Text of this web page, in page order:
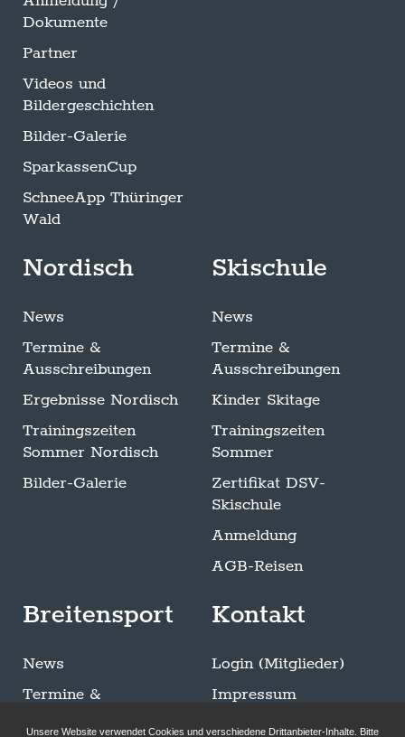
Dokumente
Partner
Videos und
Bildergeschichten
Bilder-Galerie
SparkassenCup
SchneeApp Thüringer
Wald
Nordisch
News
Termine &
Ausschreibungen
Ergebnisse Nordisch
Trainingszeiten
Sommer Nordisch
Bilder-Galerie
Skischule
News
Termine &
Ausschreibungen
Kinder Skitage
Trainingszeiten
Sommer
Zertifikat DSV-
Skischule
Anmeldung
AGB-Reisen
Breitensport
News
Termine &
Kontakt
Login (Mitglieder)
Impressum
Datenschutzerklärung
Unsere Website verwendet Cookies und verschiedene Drittanbieter-Inhalte. Bitte